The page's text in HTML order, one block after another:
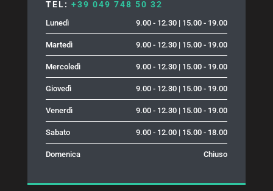
TEL: +39 049 748 50 32
Lunedì 9.00 - 12.30 | 15.00 - 19.00
Martedì 9.00 - 12.30 | 15.00 - 19.00
Mercoledì 9.00 - 12.30 | 15.00 - 19.00
Giovedì 9.00 - 12.30 | 15.00 - 19.00
Venerdì 9.00 - 12.30 | 15.00 - 19.00
Sabato 9.00 - 12.00 | 15.00 - 18.00
Domenica Chiuso